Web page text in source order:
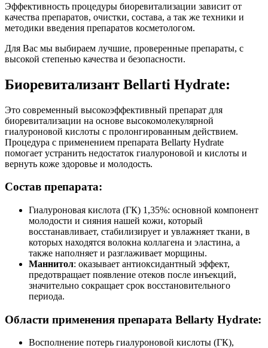
Эффективность процедуры биоревитализации зависит от
качества препаратов, очистки, состава, а так же техники и
методики введения препаратов косметологом.
Для Вас мы выбираем лучшие, проверенные препараты, с
высокой степенью качества и безопасности.
Биоревитализант Bellarti Hydrate:
Это современный высокоэффективный препарат для
биоревитализации на основе высокомолекулярной
гиалуроновой кислоты с пролонгированным действием.
Процедура с применением препарата Bellarty Hydrate
помогает устранить недостаток гиалуроновой и кислоты и
вернуть коже здоровье и молодость.
Состав препарата:
Гиалуроновая кислота (ГК) 1,35%: основной компонент
молодости и сияния нашей кожи, который
восстанавливает, стабилизирует и увлажняет ткани, в
которых находятся волокна коллагена и эластина, а
также наполняет и разглаживает морщины.
Маннитол: оказывает антиоксидантный эффект,
предотвращает появление отеков после инъекций,
значительно сокращает срок восстановительного
периода.
Области применения препарата Bellarty Hydrate:
Восполнение потерь гиалуроновой кислоты (ГК),